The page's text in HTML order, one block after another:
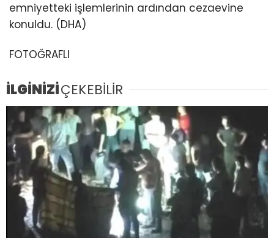
emniyetteki işlemlerinin ardından cezaevine
konuldu. (DHA)
FOTOĞRAFLI
İLGİNİZİÇEKEBİLİR